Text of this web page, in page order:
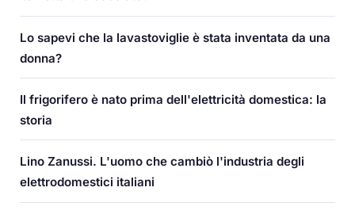
Lo sapevi che la lavastoviglie è stata inventata da una
donna?
Il frigorifero è nato prima dell'elettricità domestica: la
storia
Lino Zanussi. L'uomo che cambiò l'industria degli
elettrodomestici italiani